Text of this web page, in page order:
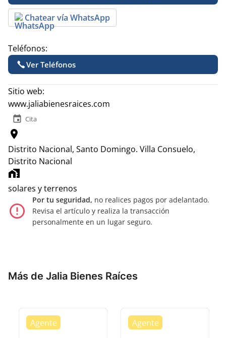
Chatear vía WhatsApp
Teléfonos:
Ver Teléfonos
Sitio web:
www.jaliabienesraices.com
event Cita
location_on
Distrito Nacional, Santo Domingo. Villa Consuelo,
Distrito Nacional
home_work
solares y terrenos
error_outline
Por tu seguridad, no realices pagos por adelantado.
Revisa el artículo y realiza la transacción
personalmente en un lugar seguro.
Más de Jalia Bienes Raíces